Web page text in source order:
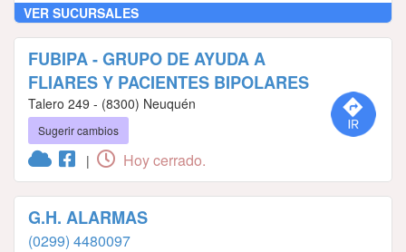
VER SUCURSALES
FUBIPA - GRUPO DE AYUDA A
FLIARES Y PACIENTES BIPOLARES
Talero 249 - (8300) Neuquén
Sugerir cambios
| Hoy cerrado.
G.H. ALARMAS
(0299) 4480097